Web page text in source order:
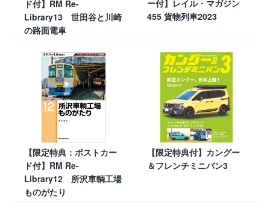
ド付】RM Re-
Library13 世田谷と川崎
の路面電車
ー付】レイル・マガジン
455 貨物列車2023
【限定特典：ポストカー
ド付】RM Re-
Library12 所沢車輌工場
ものがたり
【限定特典付】カングー
＆フレンチミニバン3